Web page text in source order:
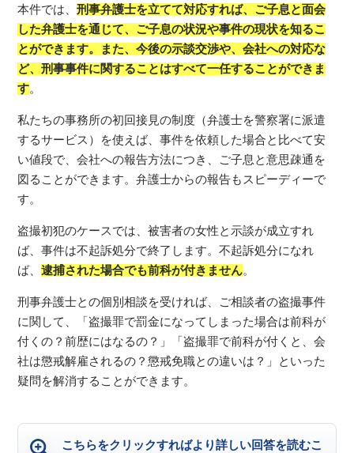
本件では、刑事弁護士を立てて対応すれば、ご子息と面会
した弁護士を通じて、ご子息の状況や事件の現状を知るこ
とができます。また、今後の示談交渉や、会社への対応な
ど、刑事事件に関することはすべて一任することができま
す。
私たちの事務所の初回接見の制度（弁護士を警察署に派遣
するサービス）を使えば、事件を依頼した場合と比べて安
い値段で、会社への報告方法につき、ご子息と意思疎通を
図ることができます。弁護士からの報告もスピーディーで
す。
盗撮初犯のケースでは、被害者の女性と示談が成立すれ
ば、事件は不起訴処分で終了します。不起訴処分になれ
ば、逮捕された場合でも前科が付きません。
刑事弁護士との個別相談を受ければ、ご相談者の盗撮事件
に関して、「盗撮罪で罰金になってしまった場合は前科が
付くの？前歴にはなるの？」「盗撮罪で前科が付くと、会
社は懲戒解雇されるの？懲戒免職との違いは？」といった
疑問を解消することができます。
こちらをクリックすればより詳しい回答を読むこ